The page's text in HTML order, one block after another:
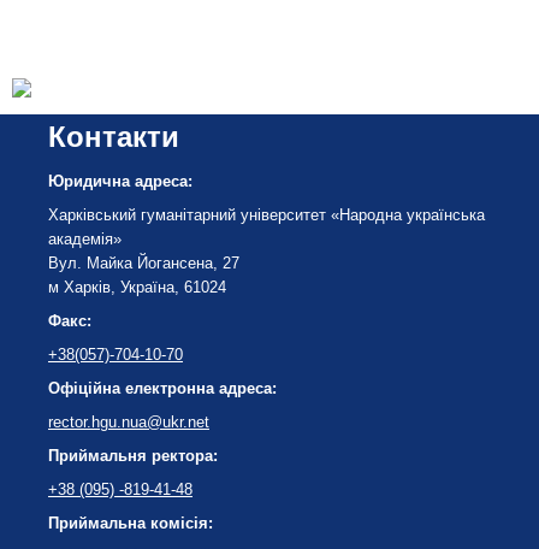
Контакти
Юридична адреса:
Харківський гуманітарний університет «Народна українська
академія»
Вул. Майка Йогансена, 27
м Харків, Україна, 61024
Факс:
+38(057)-704-10-70
Офіційна електронна адреса:
rector.hgu.nua@ukr.net
Приймальня ректора:
+38 (095) -819-41-48
Приймальна комісія: